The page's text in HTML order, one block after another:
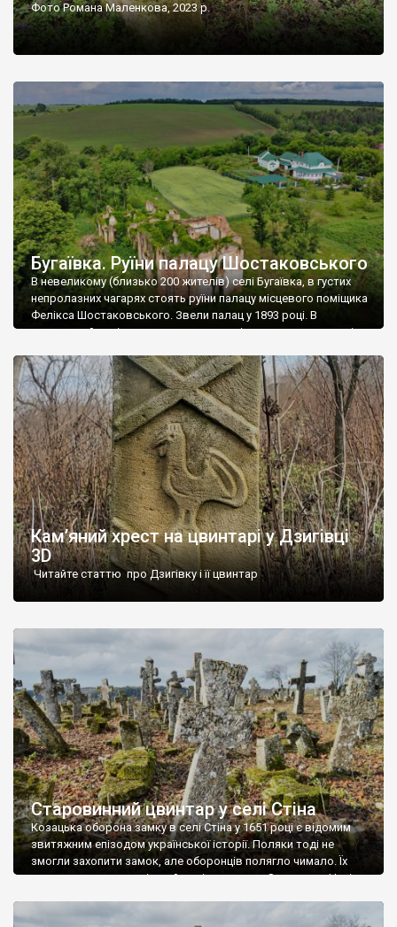
Фото Романа Маленкова, 2023 р.
Бугаївка. Руїни палацу Шостаковського
В невеликому (близько 200 жителів) селі Бугаївка, в густих
непролазних чагарях стоять руїни палацу місцевого поміщика
Фелікса Шостаковського. Звели палац у 1893 році. В
радянський період у ньому спочатку містилася школа, потім
століття тут розмістили туберкульозну лікарню. Коли із
палацу виїхала лікарня – ми точно не […]
Кам’яний хрест на цвинтарі у Дзигівці
3D
Читайте статтю про Дзигівку і її цвинтар
Старовинний цвинтар у селі Стіна
Козацька оборона замку в селі Стіна у 1651 році є відомим
звитяжним епізодом української історії. Поляки тоді не
змогли захопити замок, але оборонців полягло чимало. Їх
поховали на цвинтарі, який тоді називався Замковим. Нині на
ньому чимало хрестів 19 століття, є такі, де епітафії стер […]